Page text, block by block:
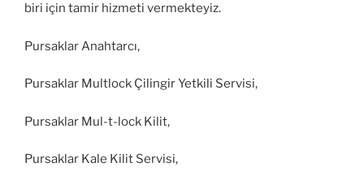
biri için tamir hizmeti vermekteyiz.
Pursaklar Anahtarcı,
Pursaklar Multlock Çilingir Yetkili Servisi,
Pursaklar Mul-t-lock Kilit,
Pursaklar Kale Kilit Servisi,